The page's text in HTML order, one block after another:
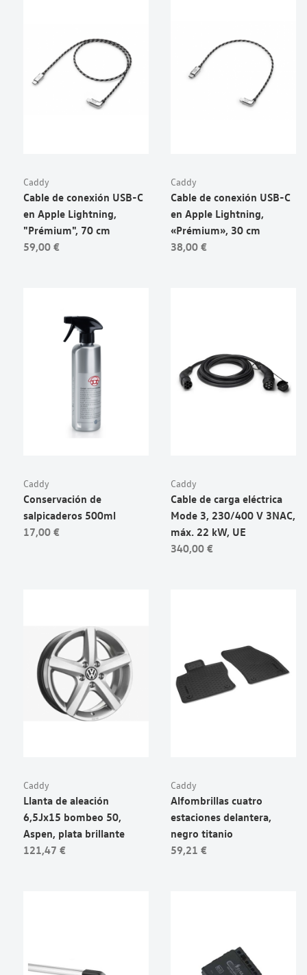
Caddy
Cable de conexión USB-C
en Apple Lightning,
"Prémium", 70 cm
59,00 €
Caddy
Cable de conexión USB-C
en Apple Lightning,
«Prémium», 30 cm
38,00 €
Caddy
Conservación de
salpicaderos 500ml
17,00 €
Caddy
Cable de carga eléctrica
Mode 3, 230/400 V 3NAC,
máx. 22 kW, UE
340,00 €
Caddy
Llanta de aleación
6,5Jx15 bombeo 50,
Aspen, plata brillante
121,47 €
Caddy
Alfombrillas cuatro
estaciones delantera,
negro titanio
59,21 €